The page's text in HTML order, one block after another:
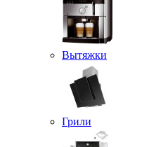
Вытяжки
Грили